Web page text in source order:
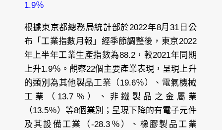
1.9％
根據東京都總務局統計部於2022年8月31日公
布「工業指數月報」經季節調整後，東京2022
年上半年工業生產指數為88.2，較2021年同期
上升1.9％。觀察22個主要產業表現，呈現上升
的類別為其他製品工業（19.6％）、電氣機械
工業（13.7％）、非鐵製品之金屬業
（13.5％）等8個業別；呈現下降的有電子元件
及其設備工業（-28.3％）、橡膠製品工業